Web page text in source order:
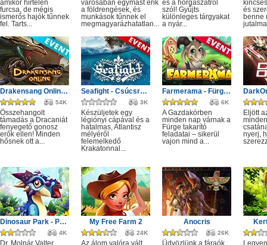
amikor hirtelen
furcsa, de mégis
ismerős hajók tűnnek
fel. Tarts...
városában egymást érik
a földrengések, és
munkások tűnnek el
megmagyarázhatatlan...
és a horgászatról
szól! Gyűjts
különleges tárgyakat
a nyár...
és
benne
Drakensang Online - Monster Hunt event
54K
Összehangolt
támadás a Dracaniát
fenyegető gonosz
erők ellen! Minden
hősnek ott a...
Seafight - Csúcsragadozók: Fogak és csápok
3K
Készüljetek egy
légiónyi cápával és a
hatalmas, Atlantisz
mélyéről
felemelkedő
Krakatonnal...
Farmerama - Fürge takarító
6K
A Gazdakörben
minden nap várnak a
Fürge takarító
feladatai – sikerül
vajon mind a...
Eljött
nyerj,
Dinosaur Park - Primeval Zoo
4K
Dr. Molnár Valter
My Free Farm 2
24K
Az álom valóra vált,
Anocris
26K
Üdvözlünk a fáraók